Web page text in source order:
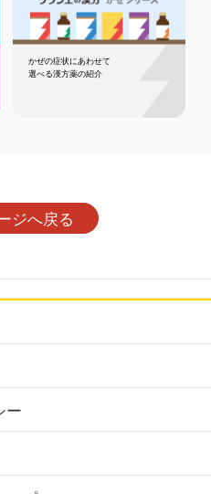
かぜの症状にあわせて
選べる漢方薬の紹介
ジへ戻る
ー